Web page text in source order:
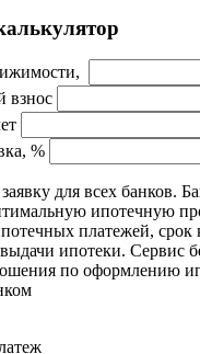
взнос
%
для всех банков.
ипотечную
платежей, срок
ипотеки. Сервис
по оформлению